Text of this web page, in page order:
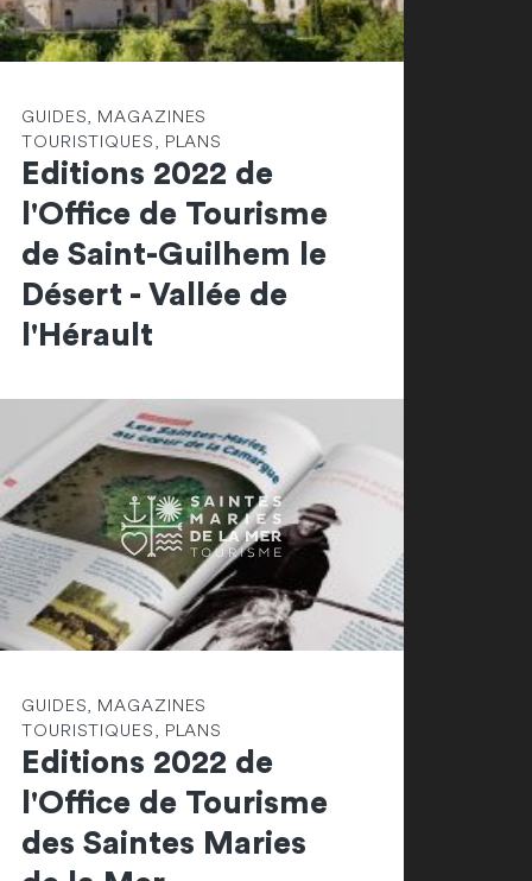
GUIDES, MAGAZINES
TOURISTIQUES, PLANS
Editions 2022 de
l'Office de Tourisme
de Saint-Guilhem le
Désert - Vallée de
l'Hérault
GUIDES, MAGAZINES
TOURISTIQUES, PLANS
Editions 2022 de
l'Office de Tourisme
des Saintes Maries